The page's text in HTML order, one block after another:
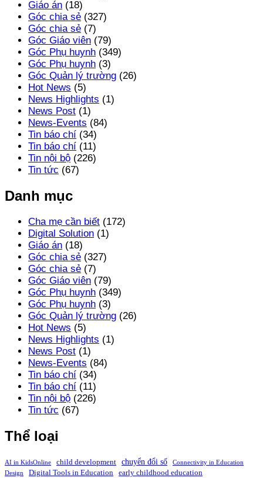
Giáo án (18)
Góc chia sẻ (327)
Góc chia sẻ (7)
Góc Giáo viên (79)
Góc Phụ huynh (349)
Góc Phụ huynh (3)
Góc Quản lý trường (26)
Hot News (5)
News Highlights (1)
News Post (1)
News-Events (84)
Tin báo chí (34)
Tin báo chí (11)
Tin nội bộ (226)
Tin tức (67)
Danh mục
Cha mẹ cần biết (172)
Digital Solution (1)
Giáo án (18)
Góc chia sẻ (327)
Góc chia sẻ (7)
Góc Giáo viên (79)
Góc Phụ huynh (349)
Góc Phụ huynh (3)
Góc Quản lý trường (26)
Hot News (5)
News Highlights (1)
News Post (1)
News-Events (84)
Tin báo chí (34)
Tin báo chí (11)
Tin nội bộ (226)
Tin tức (67)
Thể loại
AI in KidsOnline child development chuyển đổi số
Connectivity in Education
Design
Digital Tools in Education early childhood education